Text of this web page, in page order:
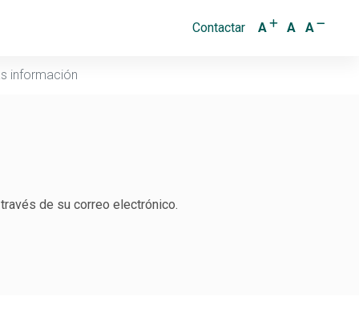
Contactar A +A A
información
de su correo electrónico.